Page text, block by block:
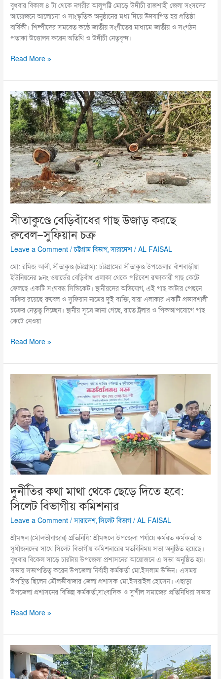
বুধবার বিকাল ৪ টা থেকে নগরীর আলুপট্টি মোড়ে উদীচী রাজশাহী জেলা সংসদের
আয়োজনে আলোচনা ও সাংস্কৃতিক অনুষ্ঠানের মধ্য দিয়ে উদযাপিত হয় প্রতিষ্ঠা
বার্ষিকী। শিল্পীদের সমবেত কন্ঠে জাতীয় সংগীতের মাধ্যমে জাতীয় ও সংগঠন
পতাকা উত্তোলন করেন অতিথি ও উদীচী নেতৃবৃন্দ।
Read More »
সীতাকুণ্ডে বেড়িবাঁধের গাছ উজাড় করছে
রুবেল–সুফিয়ান চক্র
Leave a Comment /চট্টগ্রাম বিভাগ,সারাদেশ /AL FAISAL
মো: রমিজ আলী, সীতাকুণ্ড (চট্টগ্রাম): চট্টগ্রামের সীতাকুণ্ড উপজেলার বাঁশবাড়ীয়া
ইউনিয়নের ৯নং ওয়ার্ডের বেড়িবাঁধ এলাকা থেকে পরিবেশ রক্ষাকারী গাছ কেটে
ফেলছে একটি সংঘবদ্ধ সিন্ডিকেট। স্থানীয়দের অভিযোগ, এই গাছ কাটার পেছনে
সক্রিয় রয়েছে রুবেল ও সুফিয়ান নামের দুই ব্যক্তি, যারা এলাকার একটি প্রভাবশালী
চক্রের নেতৃত্ব দিচ্ছেন। স্থানীয় সূত্রে জানা গেছে, রাতে ট্রলার ও পিকআপযোগে গাছ
কেটে নেওয়া
সীতাকুণ্ডে
বেড়িবাঁধের
গাছ
উজাড়
করছে
রুবেল–
সুফিয়ান
চক্র
Read More »
দুর্নীতির কথা মাথা থেকে ছেড়ে দিতে হবে:
সিলেট বিভাগীয় কমিশনার
Leave a Comment /সারাদেশ,সিলেট বিভাগ/AL FAISAL
শ্রীমঙ্গল (মৌলভীবাজার) প্রতিনিধি: শ্রীমঙ্গলে উপজেলা পর্যায়ে কর্মরত কর্মকর্তা ও
সুধীজনদের সাথে সিলেট বিভাগীয় কমিশনারের মতবিনিময় সভা অনুষ্ঠিত হয়েছে।
বুধবার বিকেল সাড়ে চারটায় উপজেলা প্রশাসনের আয়োজনে এ সভা অনুষ্ঠিত হয়।
সভায় সভাপতিত্ব করেন উপজেলা নির্বাহী কর্মকর্তা মো.ইসলাম উদ্দিন। এসময়
উপস্থিত ছিলেন মৌলভীবাজার জেলা প্রশাসক মো.ইসরাইল হোসেন। এছাড়া
উপজেলা প্রশাসনের বিভিন্ন কর্মকর্তা,সাংবাদিক ও সুশীল সমাজের প্রতিনিধিরা সভায়
দুর্নীতির
মাথা
থেকে
ছেড়ে
দিতে
হবে:
সিলেট
বিভাগীয়
কমিশনার
Read More »
বিজয়নগরে
বীজ
ও